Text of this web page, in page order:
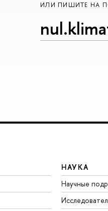
ИЛИ ПИШИТЕ НА
НАУКА
Научные